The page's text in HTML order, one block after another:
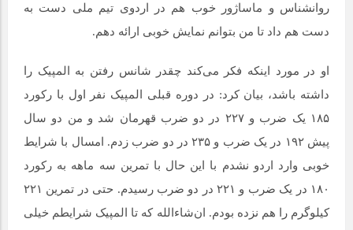
روانشناس و ماساژور خوب هم در اردوی تیم ملی دست به
دست هم داد تا من بتوانم نمایش خوبی ارائه دهم.
او در مورد اینکه فکر می‌کند چقدر شانس رفتن به المپیک را
داشته باشد، بیان کرد: در دوره قبلی المپیک نفر اول با رکورد
۱۸۵ یک ضرب و ۲۲۷ در دو ضرب قهرمان شد و من دو سال
پیش ۱۹۲ در یک ضرب و ۲۳۵ در دو ضرب زدم. امسال با شرایط
خوبی وارد اردو نشدم با این حال با تمرین سه ماهه به رکورد
۱۸۰ در یک ضرب و ۲۲۱ در دو ضرب رسیدم. حتی در تمرین ۲۲۱
کیلوگرم را هم نزده بودم. ان‌شاءالله که تا المپیک شرایطم خیلی